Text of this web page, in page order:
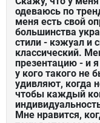
одеваюсь по
меня есть свой
большинства
стили - кэжуал и
классический.
презентацию - и
у кого такого не
удивляют, когда
чтобы каждый
Мне нравится,